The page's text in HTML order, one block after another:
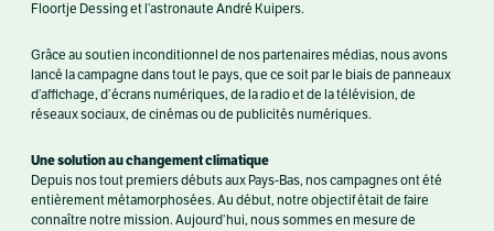
Floortje Dessing et l’astronaute André Kuipers.
Grâce au soutien inconditionnel de nos partenaires médias, nous avons
lancé la campagne dans tout le pays, que ce soit par le biais de panneaux
d’affichage, d’écrans numériques, de la radio et de la télévision, de
réseaux sociaux, de cinémas ou de publicités numériques.
Une solution au changement climatique
Depuis nos tout premiers débuts aux Pays-Bas, nos campagnes ont été
entièrement métamorphosées. Au début, notre objectif était de faire
connaître notre mission. Aujourd’hui, nous sommes en mesure de